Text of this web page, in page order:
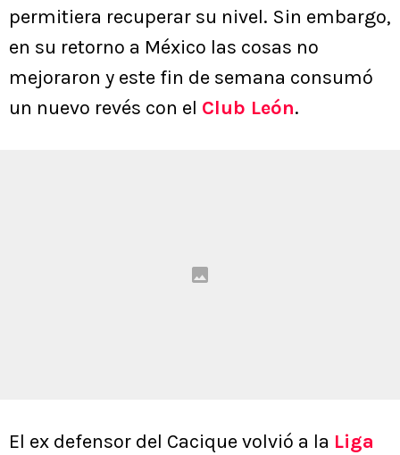
permitiera recuperar su nivel. Sin embargo,
en su retorno a México las cosas no
mejoraron y este fin de semana consumó
un nuevo revés con el Club León.
El ex defensor del Cacique volvió a la Liga